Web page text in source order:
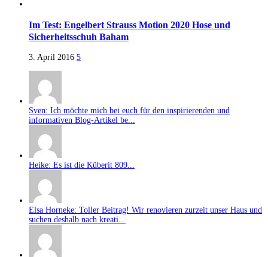
Im Test: Engelbert Strauss Motion 2020 Hose und
Sicherheitsschuh Baham
3. April 2016 5
Sven: Ich möchte mich bei euch für den inspirierenden und
informativen Blog-Artikel be...
Heike: Es ist die Küberit 809...
Elsa Horneke: Toller Beitrag! Wir renovieren zurzeit unser Haus und
suchen deshalb nach kreati...